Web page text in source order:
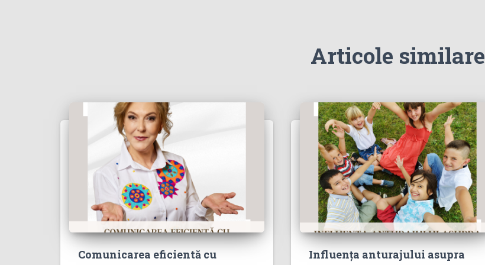
Articole similare
Comunicarea eficientă cu
Influența anturajului asupra